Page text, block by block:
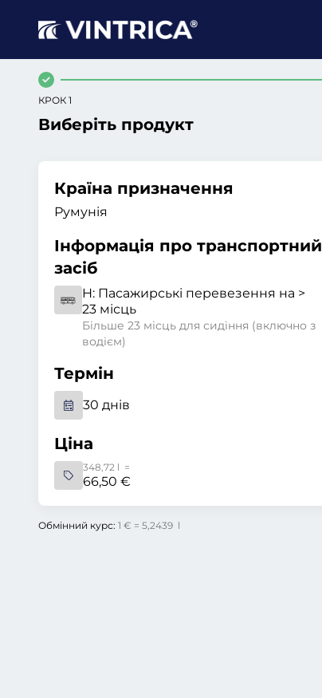
КРОК 1
Виберіть продукт
Країна призначення
Румунія
Інформація про транспортний
засіб
H: Пасажирські перевезення на >
23 місць
Більше 23 місць для сидіння (включно з
водієм)
Термін
30 днів
Ціна
348,72 l =
66,50 €
Обмінний курс: 1 € = 5,2439 l